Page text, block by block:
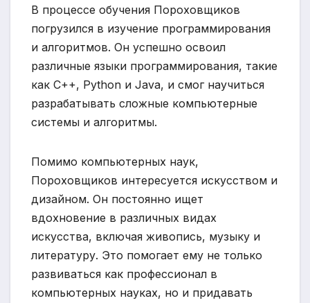
В процессе обучения Пороховщиков
погрузился в изучение программирования
и алгоритмов. Он успешно освоил
различные языки программирования, такие
как C++, Python и Java, и смог научиться
разрабатывать сложные компьютерные
системы и алгоритмы.
Помимо компьютерных наук,
Пороховщиков интересуется искусством и
дизайном. Он постоянно ищет
вдохновение в различных видах
искусства, включая живопись, музыку и
литературу. Это помогает ему не только
развиваться как профессионал в
компьютерных науках, но и придавать